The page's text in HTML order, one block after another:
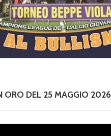
ORO DEL 25 MAGGIO 2026